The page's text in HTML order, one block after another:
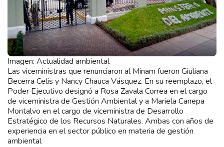
Imagen: Actualidad ambiental
Las viceministras que renunciaron al Minam fueron Giuliana
Becerra Celis y Nancy Chauca Vásquez. En su reemplazo, el
Poder Ejecutivo designó a Rosa Zavala Correa en el cargo
de viceministra de Gestión Ambiental y a Mariela Canepa
Montalvo en el cargo de viceministra de Desarrollo
Estratégico de los Recursos Naturales. Ambas con años de
experiencia en el sector público en materia de gestión
ambiental